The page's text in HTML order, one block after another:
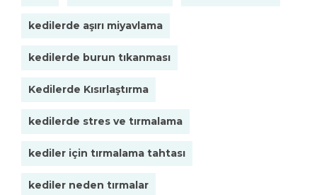
kedilerde aşırı miyavlama
kedilerde burun tıkanması
Kedilerde Kısırlaştırma
kedilerde stres ve tırmalama
kediler için tırmalama tahtası
kediler neden tırmalar